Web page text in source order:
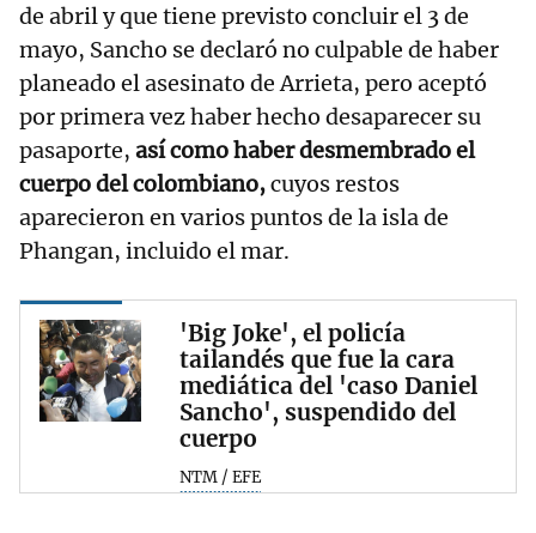
de abril y que tiene previsto concluir el 3 de
mayo, Sancho se declaró no culpable de haber
planeado el asesinato de Arrieta, pero aceptó
por primera vez haber hecho desaparecer su
pasaporte, así como haber desmembrado el
cuerpo del colombiano,cuyos restos
aparecieron en varios puntos de la isla de
Phangan, incluido el mar.
'Big Joke', el policía
tailandés que fue la cara
mediática del 'caso Daniel
Sancho', suspendido del
cuerpo
NTM / EFE